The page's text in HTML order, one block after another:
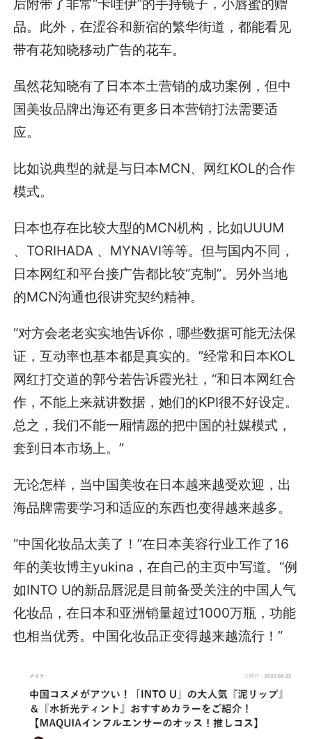
品。此外，在涩谷和新宿的繁华街道，都能看见
带有花知晓移动广告的花车。
虽然花知晓有了日本本土营销的成功案例，但中
国美妆品牌出海还有更多日本营销打法需要适
应。
比如说典型的就是与日本MCN、网红KOL的合作
模式。
日本也存在比较大型的MCN机构，比如UUUM
、TORIHADA 、MYNAVI等等。但与国内不同，
日本网红和平台接广告都比较“克制”。另外当地
的MCN沟通也很讲究契约精神。
“对方会老老实实地告诉你，哪些数据可能无法保
证，互动率也基本都是真实的。”经常和日本KOL
网红打交道的郭兮若告诉霞光社，“和日本网红合
作，不能上来就讲数据，她们的KPI很不好设定。
总之，我们不能一厢情愿的把中国的社媒模式，
套到日本市场上。”
无论怎样，当中国美妆在日本越来越受欢迎，出
海品牌需要学习和适应的东西也变得越来越多。
“中国化妆品太美了！”在日本美容行业工作了16
年的美妆博主yukina，在自己的主页中写道。“例
如INTO U的新品唇泥是目前备受关注的中国人气
化妆品，在日本和亚洲销量超过1000万瓶，功能
也相当优秀。中国化妆品正变得越来越流行！”